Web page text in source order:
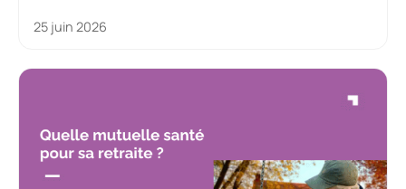
25 juin 2026